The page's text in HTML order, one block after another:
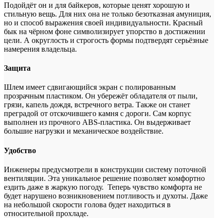
Подойдёт он и для байкеров, которые ценят хорошую и
стильную вещь. Для них она не только безотказная амуниция,
но и способ выражения своей индивидуальности. Красный
бык на чёрном фоне символизирует упорство в достижении
цели. А округлость и строгость формы подтвердят серьёзные
намерения владельца.
Защита
Шлем имеет сдвигающийся экран с полированным
прозрачным пластиком. Он убережёт обладателя от пыли,
грязи, капель дождя, встречного ветра. Также он станет
преградой от отскочившего камня с дороги. Сам корпус
выполнен из прочного ABS-пластика. Он выдерживает
большие нагрузки и механическое воздействие.
Удобство
Инженеры предусмотрели в конструкции систему поточной
вентиляции. Эта уникальное решение позволяет комфортно
ездить даже в жаркую погоду. Теперь чувство комфорта не
будет нарушено возникновением потливость и духоты. Даже
на небольшой скорости голова будет находиться в
относительной прохладе.